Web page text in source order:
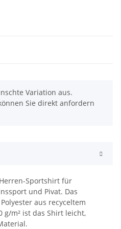
Variation aus.
Sie direkt anfordern
Sportshirt für
und Pivat. Das
aus recyceltem
g/m² ist das Shirt leicht,